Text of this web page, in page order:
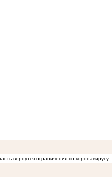
вернутся ограничения по коронавирусу